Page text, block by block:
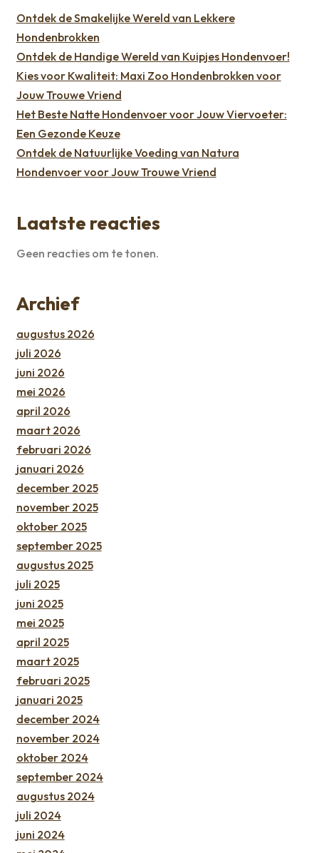
Ontdek de Smakelijke Wereld van Lekkere
Hondenbrokken
Ontdek de Handige Wereld van Kuipjes Hondenvoer!
Kies voor Kwaliteit: Maxi Zoo Hondenbrokken voor
Jouw Trouwe Vriend
Het Beste Natte Hondenvoer voor Jouw Viervoeter:
Een Gezonde Keuze
Ontdek de Natuurlijke Voeding van Natura
Hondenvoer voor Jouw Trouwe Vriend
Laatste reacties
Geen reacties om te tonen.
Archief
augustus 2026
juli 2026
juni 2026
mei 2026
april 2026
maart 2026
februari 2026
januari 2026
december 2025
november 2025
oktober 2025
september 2025
augustus 2025
juli 2025
juni 2025
mei 2025
april 2025
maart 2025
februari 2025
januari 2025
december 2024
november 2024
oktober 2024
september 2024
augustus 2024
juli 2024
juni 2024